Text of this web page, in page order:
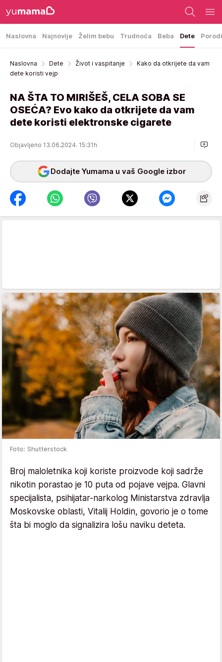
Naslovna Najnovije Želim bebu Trudnoća Beba Dete
Naslovna Dete Život i vaspitanje
Kako da otkrijete da vam
dete koristi vejp
NA ŠTA TO MIRIŠEŠ, CELA SOBA SE
OSEĆA? Evo kako da otkrijete da vam
dete koristi elektronske cigarete
Objavljeno 13.06.2024. 15:31h
Dodajte Yumama u vaš Google izbor
Foto: Shutterstock
Broj maloletnika koji koriste proizvode koji sadrže
nikotin porastao je 10 puta od pojave vejpa. Glavni
specijalista, psihijatar-narkolog Ministarstva zdravlja
Moskovske oblasti, Vitalij Holdin, govorio je o tome
šta bi moglo da signalizira lošu naviku deteta.